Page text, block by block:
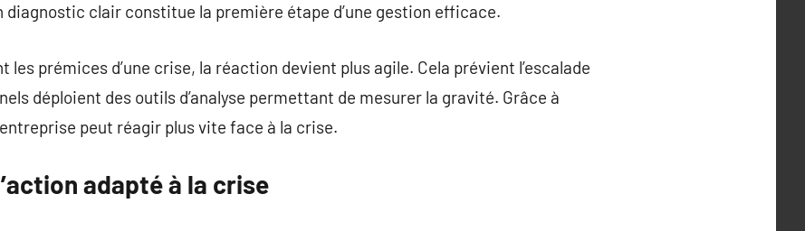
clair constitue la première étape d’une gestion efficace.
les prémices d’une crise, la réaction devient plus agile. Cela prévient l’escalade
déploient des outils d’analyse permettant de mesurer la gravité. Grâce à
peut réagir plus vite face à la crise.
adapté à la crise